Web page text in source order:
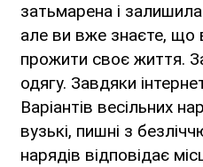
затьмарена і
але ви вже знаєте, що
прожити своє життя.
одягу. Завдяки
Варіантів весільних
вузькі, пишні з
нарядів відповідає